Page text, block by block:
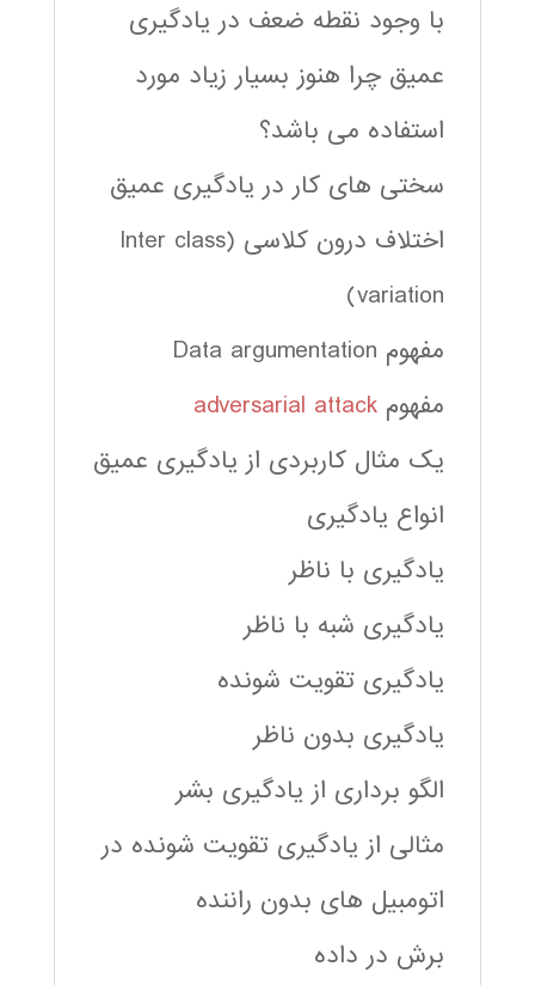
با وجود نقطه ضعف در یادگیری
عمیق چرا هنوز بسیار زیاد مورد
استفاده می باشد؟
سختی های کار در یادگیری عمیق
اختلاف درون کلاسی (Inter class
variation)
مفهوم Data argumentation
مفهوم adversarial attack
یک مثال کاربردی از یادگیری عمیق
انواع یادگیری
یادگیری با ناظر
یادگیری شبه با ناظر
یادگیری تقویت شونده
یادگیری بدون ناظر
الگو برداری از یادگیری بشر
مثالی از یادگیری تقویت شونده در
اتومبیل های بدون راننده
برش در داده